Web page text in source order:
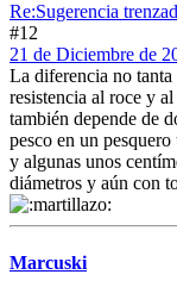
Re:Sugerencia
#12
21 de Diciembre de
La diferencia no tanta
resistencia al roce y
también depende de
pesco en un
y algunas unos
diámetros y aún con
Marcuski